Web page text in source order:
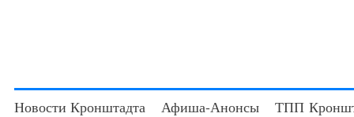
Новости Кронштадта Афиша-Анонсы ТПП